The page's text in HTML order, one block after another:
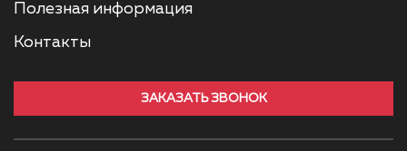
Полезная информация
Контакты
ЗАКАЗАТЬ ЗВОНОК